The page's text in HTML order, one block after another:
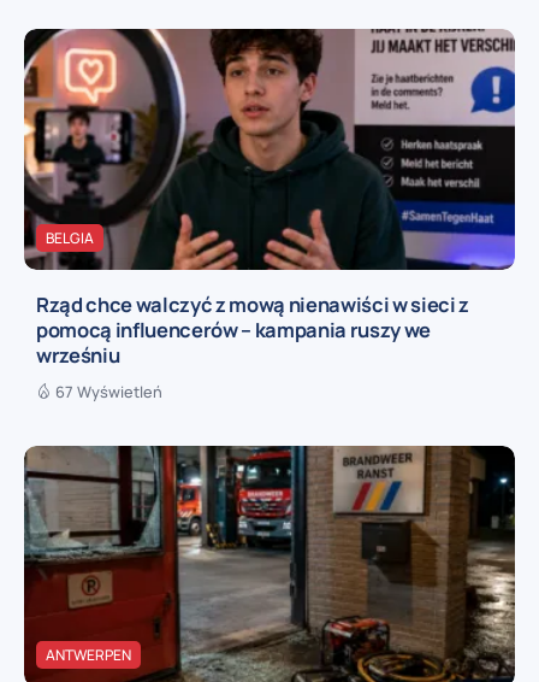
BELGIA
Rząd chce walczyć z mową nienawiści w sieci z
pomocą influencerów – kampania ruszy we
wrześniu
67 Wyświetleń
ANTWERPEN